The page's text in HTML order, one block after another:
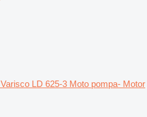
Varisco LD 625-3 Moto pompa- Motor